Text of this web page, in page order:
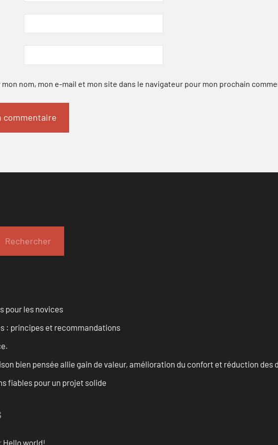
nom, mon e-mail et mon site dans le navigateur pour mon prochain
Rechercher
pour les novices
: principes et recommandations
bien pensée allie gain de valeur, amélioration du confort et réduction des
fiables pour un projet solide
Hello world!